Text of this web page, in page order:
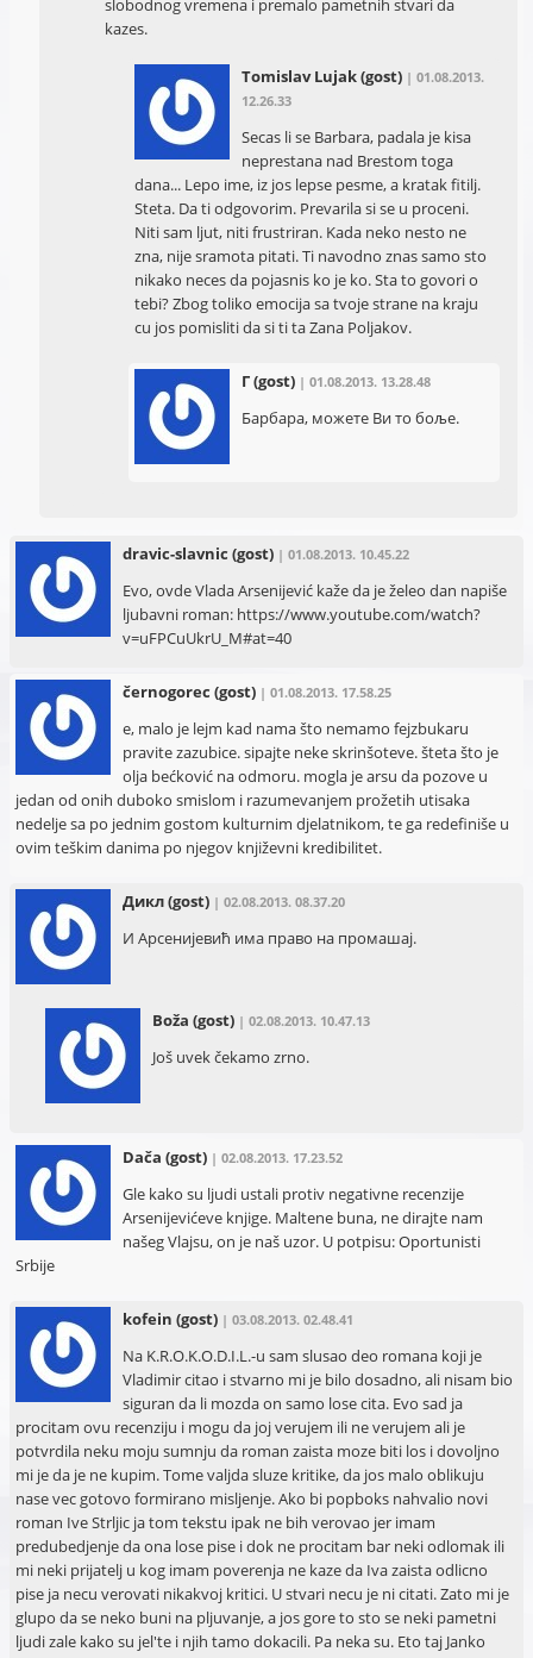
slobodnog vremena i premalo pametnih stvari da
kazes.
Tomislav Lujak(gost) | 01.08.2013.
12.26.33
Secas li se Barbara, padala je kisa
neprestana nad Brestom toga
dana... Lepo ime, iz jos lepse pesme, a kratak fitilj.
Steta. Da ti odgovorim. Prevarila si se u proceni.
Niti sam ljut, niti frustriran. Kada neko nesto ne
zna, nije sramota pitati. Ti navodno znas samo sto
nikako neces da pojasnis ko je ko. Sta to govori o
tebi? Zbog toliko emocija sa tvoje strane na kraju
cu jos pomisliti da si ti ta Zana Poljakov.
Г(gost) | 01.08.2013. 13.28.48
Барбара, можете Ви то боље.
dravic-slavnic (gost) | 01.08.2013. 10.45.22
Evo, ovde Vlada Arsenijević kaže da je želeo dan napiše
ljubavni roman: https://www.youtube.com/watch?
v=uFPCuUkrU_M#at=40
černogorec (gost) | 01.08.2013. 17.58.25
e, malo je lejm kad nama što nemamo fejzbukaru
pravite zazubice. sipajte neke skrinšoteve. šteta što je
olja bećković na odmoru. mogla je arsu da pozove u
jedan od onih duboko smislom i razumevanjem prožetih utisaka
nedelje sa po jednim gostom kulturnim djelatnikom, te ga redefiniše u
ovim teškim danima po njegov književni kredibilitet.
Дикл(gost) | 02.08.2013. 08.37.20
И Арсенијевић има право на промашај.
Boža (gost) | 02.08.2013. 10.47.13
Još uvek čekamo zrno.
Dača (gost) | 02.08.2013. 17.23.52
Gle kako su ljudi ustali protiv negativne recenzije
Arsenijevićeve knjige. Maltene buna, ne dirajte nam
našeg Vlajsu, on je naš uzor. U potpisu: Oportunisti
Srbije
kofein (gost) | 03.08.2013. 02.48.41
Na K.R.O.K.O.D.I.L.-u sam slusao deo romana koji je
Vladimir citao i stvarno mi je bilo dosadno, ali nisam bio
siguran da li mozda on samo lose cita. Evo sad ja
procitam ovu recenziju i mogu da joj verujem ili ne verujem ali je
potvrdila neku moju sumnju da roman zaista moze biti los i dovoljno
mi je da je ne kupim. Tome valjda sluze kritike, da jos malo oblikuju
nase vec gotovo formirano misljenje. Ako bi popboks nahvalio novi
roman Ive Strljic ja tom tekstu ipak ne bih verovao jer imam
predubedjenje da ona lose pise i dok ne procitam bar neki odlomak ili
mi neki prijatelj u kog imam poverenja ne kaze da Iva zaista odlicno
pise ja necu verovati nikakvoj kritici. U stvari necu je ni citati. Zato mi je
glupo da se neko buni na pljuvanje, a jos gore to sto se neki pametni
ljudi zale kako su jel'te i njih tamo dokacili. Pa neka su. Eto taj Janko